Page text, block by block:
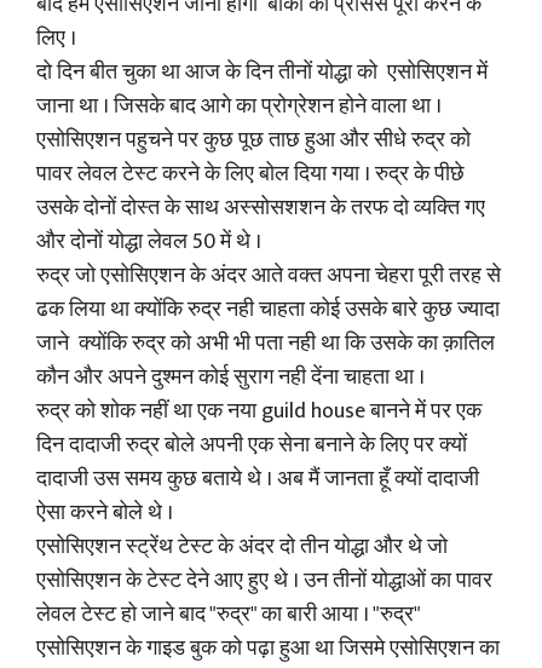
लिए ।
दो दिन बीत चुका था आज के दिन तीनों योद्धा को एसोसिएशन में
जाना था । जिसके बाद आगे का प्रोग्रेशन होने वाला था ।
एसोसिएशन पहुचने पर कुछ पूछ ताछ हुआ और सीधे रुद्र को
पावर लेवल टेस्ट करने के लिए बोल दिया गया । रुद्र के पीछे
उसके दोनों दोस्त के साथ अस्सोसशशन के तरफ दो व्यक्ति गए
और दोनों योद्धा लेवल 50 में थे ।
रुद्र जो एसोसिएशन के अंदर आते वक्त अपना चेहरा पूरी तरह से
ढक लिया था क्योंकि रुद्र नही चाहता कोई उसके बारे कुछ ज्यादा
जाने क्योंकि रुद्र को अभी भी पता नही था कि उसके का क़ातिल
कौन और अपने दुश्मन कोई सुराग नही देंना चाहता था ।
रुद्र को शोक नहीं था एक नया guild house बानने में पर एक
दिन दादाजी रुद्र बोले अपनी एक सेना बनाने के लिए पर क्यों
दादाजी उस समय कुछ बताये थे । अब मैं जानता हूँ क्यों दादाजी
ऐसा करने बोले थे ।
एसोसिएशन स्ट्रेंथ टेस्ट के अंदर दो तीन योद्धा और थे जो
एसोसिएशन के टेस्ट देने आए हुए थे । उन तीनों योद्धाओं का पावर
लेवल टेस्ट हो जाने बाद "रुद्र" का बारी आया । "रुद्र"
एसोसिएशन के गाइड बुक को पढ़ा हुआ था जिसमे एसोसिएशन का